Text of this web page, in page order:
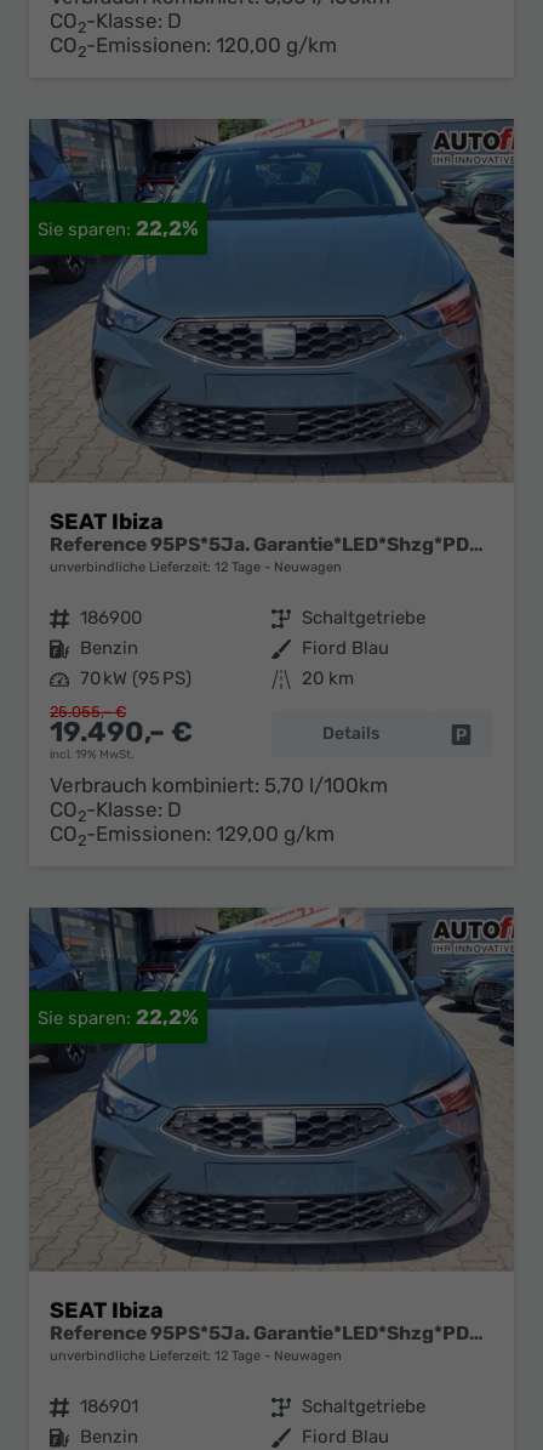
CO2-Klasse: D
CO2-Emissionen: 120,00 g/km
22,2%
SEAT Ibiza
Reference 95PS*5Ja. Garantie*LED*Shzg*PDC*Full Link
unverbindliche Lieferzeit: 12 Tage Neuwagen
Fahrzeugnr. 186900 Getriebe Schaltgetriebe
Kraftstoff Benzin Außenfarbe Fiord Blau
Leistung 70 kW (95 PS) Kilometerstand 20 km
19.490,– €
incl. 19% MwSt.
25.055,– €
Details
Verbrauch kombiniert: 5,70 l/100km
CO2-Klasse: D
CO2-Emissionen: 129,00 g/km
22,2%
SEAT Ibiza
Reference 95PS*5Ja. Garantie*LED*Shzg*PDC*Full Link
unverbindliche Lieferzeit: 12 Tage Neuwagen
Fahrzeugnr. 186901 Getriebe Schaltgetriebe
Kraftstoff Benzin Außenfarbe Fiord Blau